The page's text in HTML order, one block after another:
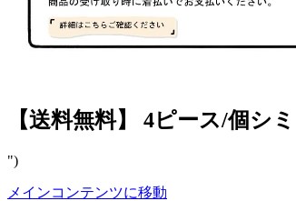
【送料無料】 4ピース/個シ
")
メインコンテンツに移動